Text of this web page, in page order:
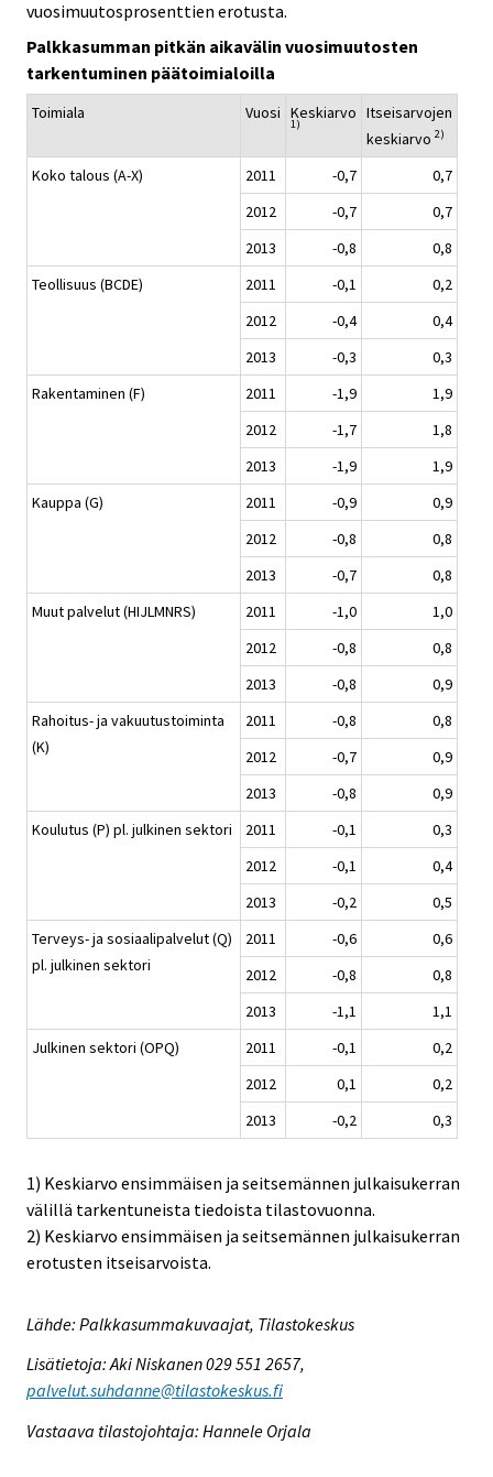
vuosimuutosprosenttien erotusta.
Palkkasumman pitkän aikavälin vuosimuutosten
tarkentuminen päätoimialoilla
Toimiala Vuosi Keskiarvo
1)
Itseisarvojen
keskiarvo 2)
Koko talous (A-X) 2011 -0,7
0,7
2012
-0,7
0,7
2013
-0,8
0,8
Teollisuus (BCDE)
2011 -0,1
0,2
2012
-0,4
0,4
2013
-0,3
0,3
Rakentaminen (F)
2011 -1,9
1,9
2012
-1,7
1,8
2013
-1,9
1,9
Kauppa (G)
2011 -0,9
0,9
2012
-0,8
0,8
2013
-0,7
0,8
Muut palvelut (HIJLMNRS)
2011 -1,0
1,0
2012
-0,8
0,8
2013
-0,8
0,9
Rahoitus- ja vakuutustoiminta
(K)
2011 -0,8
0,8
2012
-0,7
0,9
2013
-0,8
0,9
Koulutus (P) pl. julkinen sektori
2011 -0,1
0,3
2012
-0,1
0,4
2013
-0,2
0,5
Terveys- ja sosiaalipalvelut (Q)
pl. julkinen sektori
2011 -0,6
0,6
2012
-0,8
0,8
2013
-1,1
1,1
Julkinen sektori (OPQ)
2011 -0,1
0,2
2012
0,1
0,2
2013
-0,2 0,3
1) Keskiarvo ensimmäisen ja seitsemännen julkaisukerran
välillä tarkentuneista tiedoista tilastovuonna.
2) Keskiarvo ensimmäisen ja seitsemännen julkaisukerran
erotusten itseisarvoista.
Lähde: Palkkasummakuvaajat, Tilastokeskus
Lisätietoja: Aki Niskanen 029 551 2657,
palvelut.suhdanne@tilastokeskus.fi
Vastaava tilastojohtaja: Hannele Orjala